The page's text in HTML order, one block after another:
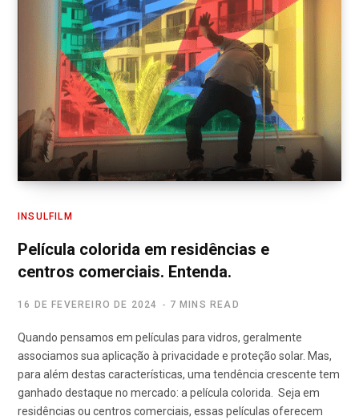
INSULFILM
Película colorida em residências e
centros comerciais. Entenda.
16 DE FEVEREIRO DE 2024 7 MINS READ
Quando pensamos em películas para vidros, geralmente
associamos sua aplicação à privacidade e proteção solar. Mas,
para além destas características, uma tendência crescente tem
ganhado destaque no mercado: a película colorida. Seja em
residências ou centros comerciais, essas películas oferecem